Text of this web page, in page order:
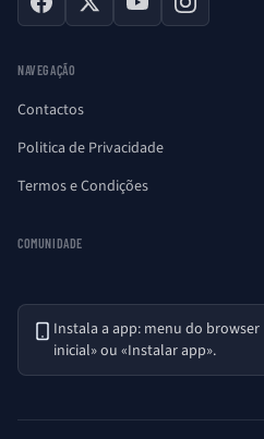
Facebook
X YouTubeInstagram
NAVEGAÇÃO
Contactos
Politica de Privacidade
Termos e Condições
COMUNIDADE
Instala a app: menu do
inicial» ou «Instalar app».